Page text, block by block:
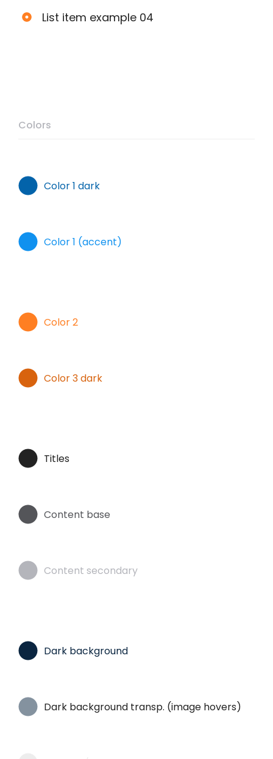
List item example 04
Colors
Color 1 dark
Color 1 (accent)
Color 2
Color 3 dark
Titles
Content base
Content secondary
Dark background
Dark background transp. (image hovers)